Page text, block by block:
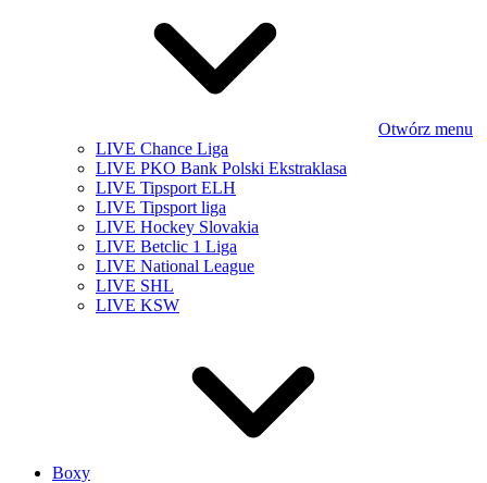
Otwórz menu
LIVE Chance Liga
LIVE PKO Bank Polski Ekstraklasa
LIVE Tipsport ELH
LIVE Tipsport liga
LIVE Hockey Slovakia
LIVE Betclic 1 Liga
LIVE National League
LIVE SHL
LIVE KSW
Boxy